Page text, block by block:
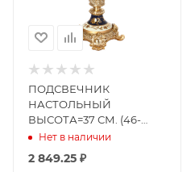
ПОДСВЕЧНИК
НАСТОЛЬНЫЙ
ВЫСОТА=37 СМ. (46-
1089)
Нет в наличии
2 849.25 ₽